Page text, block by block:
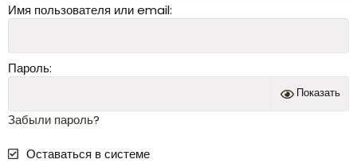
Имя пользователя или email
Пароль
Показать
Забыли пароль?
Оставаться в системе